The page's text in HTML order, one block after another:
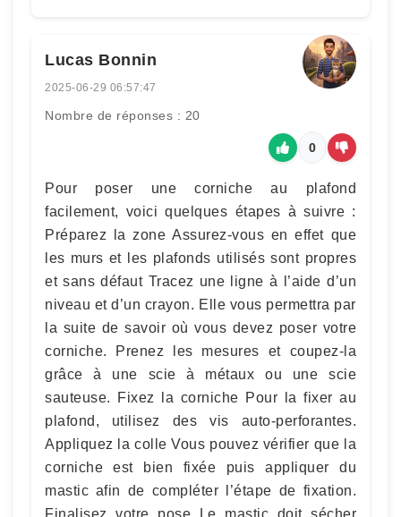
Lucas Bonnin
2025-06-29 06:57:47
Nombre de réponses : 20
0
Pour poser une corniche au plafond
facilement, voici quelques étapes à suivre :
Préparez la zone Assurez-vous en effet que
les murs et les plafonds utilisés sont propres
et sans défaut Tracez une ligne à l’aide d’un
niveau et d’un crayon. Elle vous permettra par
la suite de savoir où vous devez poser votre
corniche. Prenez les mesures et coupez-la
grâce à une scie à métaux ou une scie
sauteuse. Fixez la corniche Pour la fixer au
plafond, utilisez des vis auto-perforantes.
Appliquez la colle Vous pouvez vérifier que la
corniche est bien fixée puis appliquer du
mastic afin de compléter l’étape de fixation.
Finalisez votre pose Le mastic doit sécher